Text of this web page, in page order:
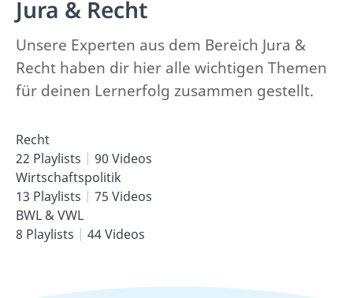
Jura & Recht
Unsere Experten aus dem Bereich Jura &
Recht haben dir hier alle wichtigen Themen
für deinen Lernerfolg zusammen gestellt.
Recht
22 Playlists
90 Videos
Wirtschaftspolitik
13 Playlists
75 Videos
BWL & VWL
8 Playlists
44 Videos